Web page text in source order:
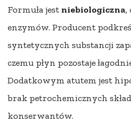
Formuła jest niebiologiczna,
enzymów. Producent
syntetycznych substancji
czemu płyn pozostaje
Dodatkowym atutem jest
brak petrochemicznych
konserwantów.